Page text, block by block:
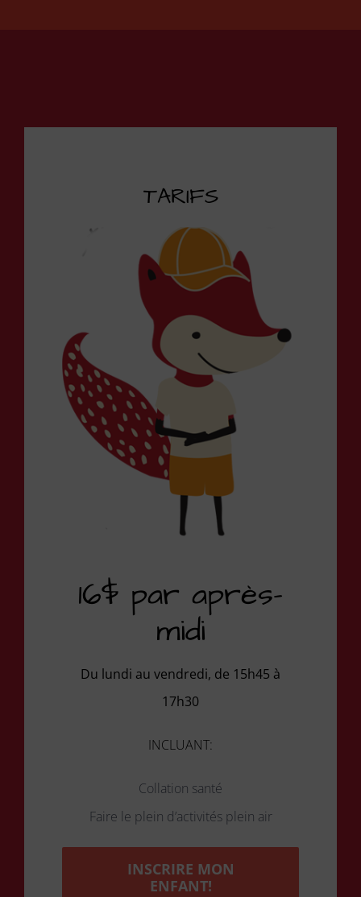
TARIFS
16$ par après-
midi
Du lundi au vendredi, de 15h45 à
17h30
INCLUANT:
Collation santé
Faire le plein d’activités plein air
INSCRIRE MON
ENFANT!